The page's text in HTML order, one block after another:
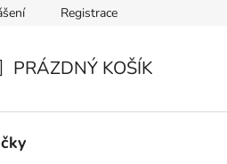
Registrace
PRÁZDNÝ KOŠÍK